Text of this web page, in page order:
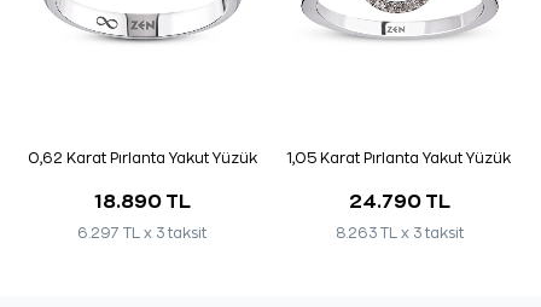
0,62 Karat Pırlanta Yakut Yüzük
18.890 TL
6.297 TL x 3 taksit
1,05 Karat Pırlanta Yakut Yüzük
24.790 TL
8.263 TL x 3 taksit